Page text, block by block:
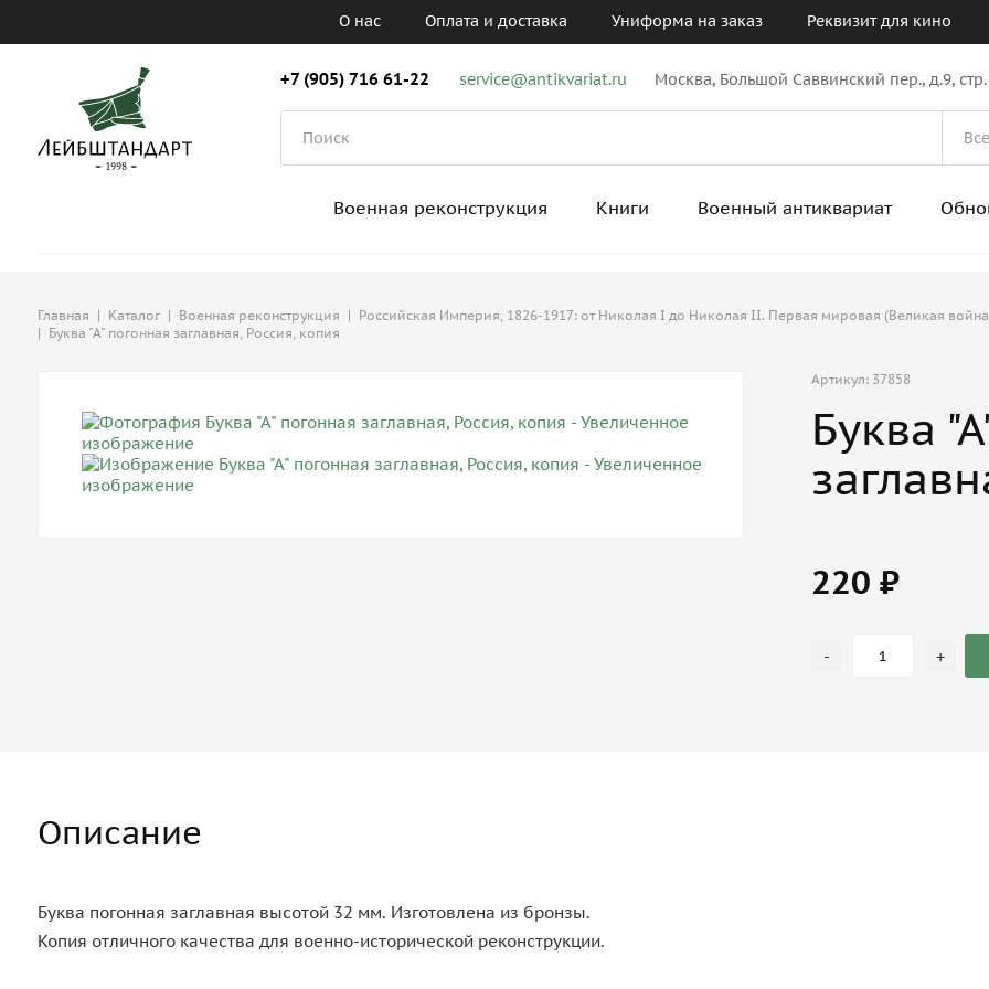
О нас Оплата и доставка Униформа на заказ Реквизит для кино
+7 (905) 716 61-22 service@antikvariat.ru Москва, Большой Саввинский пер., д.9,
Военная реконструкция Книги Военный антиквариат
Главная | Каталог | Военная реконструкция | Российская Империя, 1826-1917: от Николая I до Николая II. Первая мировая (Великая
| Буква "А" погонная заглавная, Россия, копия
Артикул: 37858
Буква
220 ₽
- +
Описание
Буква погонная заглавная высотой 32 мм. Изготовлена из бронзы.
Копия отличного качества для военно-исторической реконструкции.